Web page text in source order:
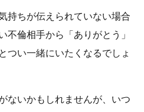
持ちが伝えられていない場合
不倫相手から「ありがとう」
つい一緒にいたくなるでしょ
ないかもしれませんが、いつ